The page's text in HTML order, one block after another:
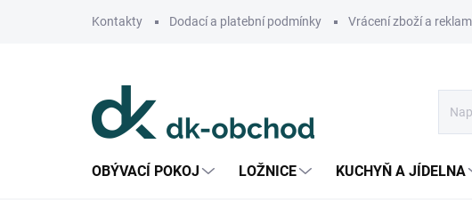
Kontakty Dodací a platební podmínky Vrácení zboží a
OBÝVACÍ POKOJ LOŽNICE KUCHYŇ A JÍDELNA